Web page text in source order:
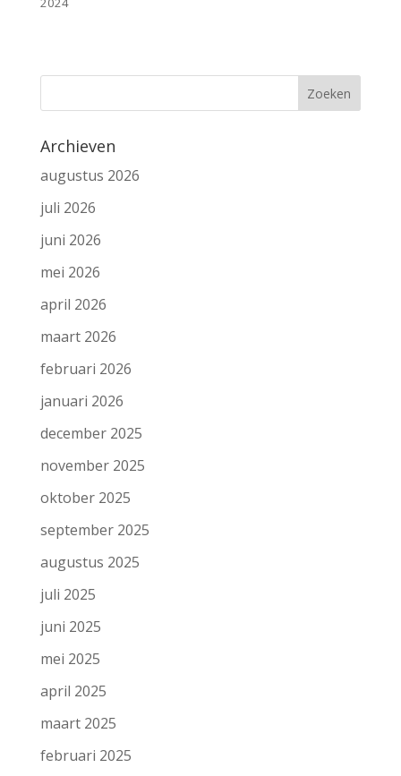
Archieven
augustus 2026
juli 2026
juni 2026
mei 2026
april 2026
maart 2026
februari 2026
januari 2026
december 2025
november 2025
oktober 2025
september 2025
augustus 2025
juli 2025
juni 2025
mei 2025
april 2025
maart 2025
februari 2025